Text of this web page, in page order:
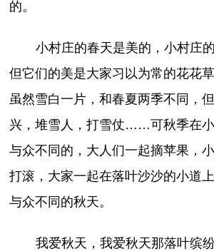
的。
小村庄的春天是美的，小村庄
但它们的美是大家习以为常的花花
虽然雪白一片，和春夏两季不同，
兴，堆雪人，打雪仗……可秋季在
与众不同的，大人们一起摘苹果，
打滚，大家一起在落叶沙沙的小道
与众不同的秋天。
我爱秋天，我爱秋天那落叶缤